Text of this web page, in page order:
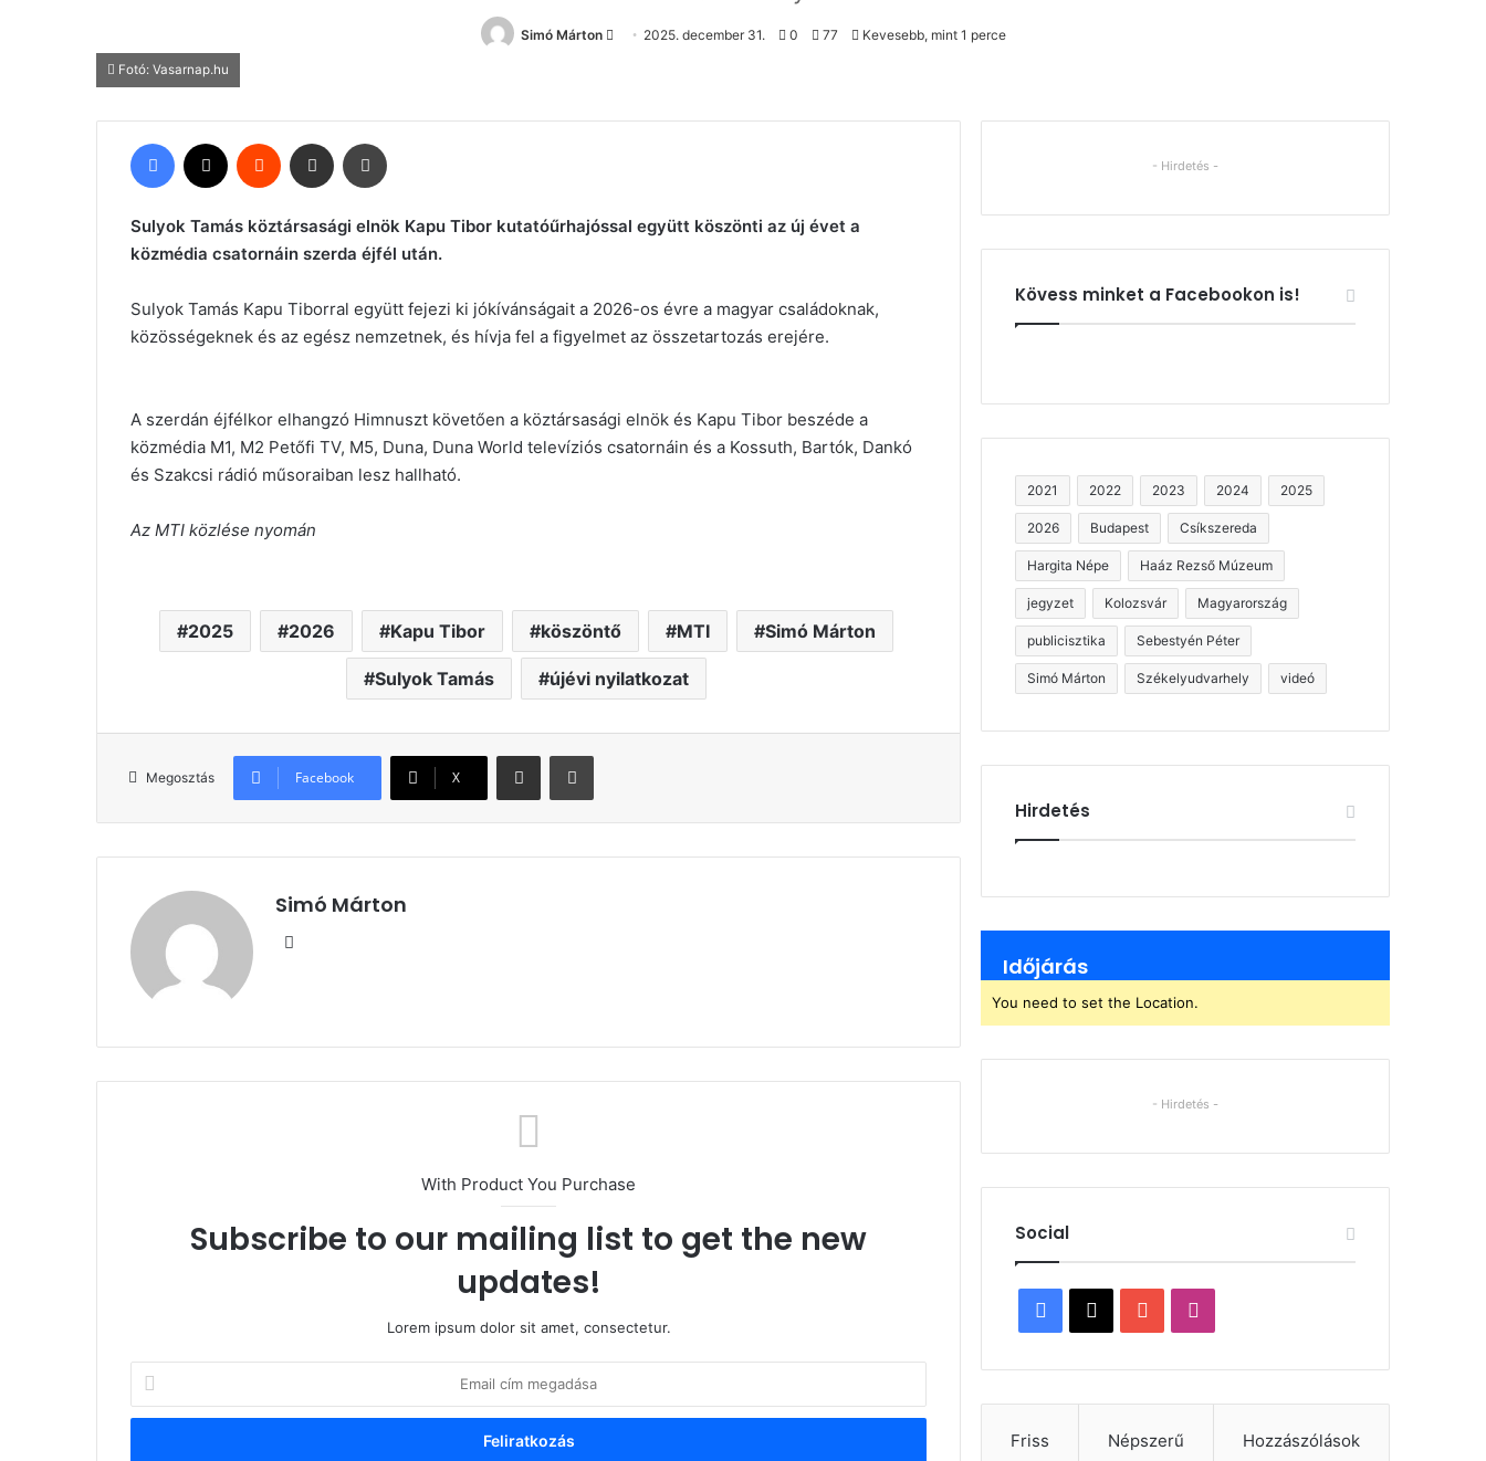
Simó Márton Send 2025. december 31. 0 77 Kevesebb, mint 1 perce
Fotó: Vasarnap.hu
Facebook Reddit Megosztás email-ben
Sulyok Tamás köztársasági elnök Kapu Tibor kutatóűrhajóssal együtt köszönti az új évet a
közmédia csatornáin szerda éjfél után.
Sulyok Tamás Kapu Tiborral együtt fejezi ki jókívánságait a 2026-os évre a magyar családoknak,
közösségeknek és az egész nemzetnek, és hívja fel a figyelmet az összetartozás erejére.
A szerdán éjfélkor elhangzó Himnuszt követően a köztársasági elnök és Kapu Tibor beszéde a
közmédia M1, M2 Petőfi TV, M5, Duna, Duna World televíziós csatornáin és a Kossuth, Bartók, Dankó
és Szakcsi rádió műsoraiban lesz hallható.
Az MTI közlése nyomán
2025 2026 Kapu Tibor köszöntő MTI Simó Márton
Sulyok Tamás újévi nyilatkozat
Megosztás Facebook X
Megosztás email-ben Nyomtatás
Simó Márton
With Product You Purchase
Subscribe to our mailing list to get the new
updates!
Lorem ipsum dolor sit amet, consectetur.
Email
cím
megadása
- Hirdetés -
Kövess minket a Facebookon is!
2021 2022 2023 2024 2025
2026 Budapest Csíkszereda
Hargita Népe Haáz Rezső Múzeum
jegyzet Kolozsvár Magyarország
publicisztika Sebestyén Péter
Simó Márton Székelyudvarhely videó
Hirdetés
Időjárás
You need to set the Location.
- Hirdetés -
Social
Facebook
X YouTube
Friss Népszerű Hozzászólások